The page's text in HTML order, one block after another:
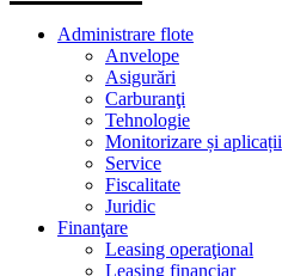
Administrare flote
Anvelope
Asigurări
Carburanţi
Tehnologie
Monitorizare și aplicații
Service
Fiscalitate
Juridic
Finanţare
Leasing operaţional
Leasing financiar